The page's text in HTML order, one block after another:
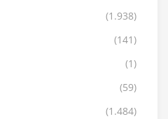
(1.938)
(141)
(1)
(59)
(1.484)